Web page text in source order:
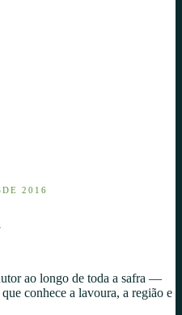
2016
ao longo de toda a safra —
conhece a lavoura, a região e